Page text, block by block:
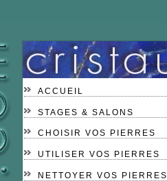
ACCUEIL
STAGES & SALONS
CHOISIR VOS PIERRES
UTILISER VOS PIERRES
NETTOYER VOS PIERRES